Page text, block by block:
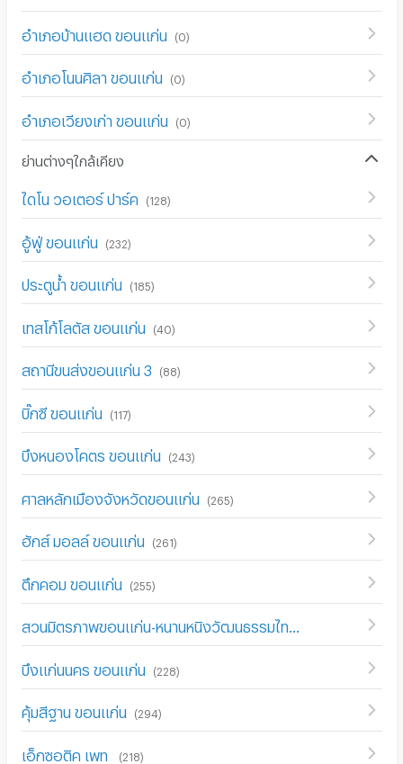
อำเภอบ้านแฮด ขอนแก่น (0)
อำเภอโนนศิลา ขอนแก่น (0)
อำเภอเวียงเก่า ขอนแก่น (0)
ย่านต่างๆใกล้เคียง
ไดโน วอเตอร์ ปาร์ค (128)
อู้ฟู่ ขอนแก่น (232)
ประตูน้ำ ขอนแก่น (185)
เทสโก้โลตัส ขอนแก่น (40)
สถานีขนส่งขอนแก่น 3 (88)
บิ๊กซี ขอนแก่น (117)
บึงหนองโคตร ขอนแก่น (243)
ศาลหลักเมืองจังหวัดขอนแก่น (265)
ฮักส์ มอลล์ ขอนแก่น (261)
ตึกคอม ขอนแก่น (255)
บึงแก่นนคร ขอนแก่น (228)
คุ้มสีฐาน ขอนแก่น (294 )
เอ็กซอติค เพท (218)